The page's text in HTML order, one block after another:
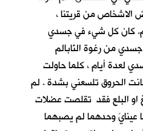
الاشخاص من قريتنا ،
كان كل شيء في جسدي
من رغوة النّابالم
لعدة أيام ، كلما حاولت
الحروق تلسعني بشدة . لم
البلع فقد تقلصت عضلات
عينايَ وحدهما لم يصبهما